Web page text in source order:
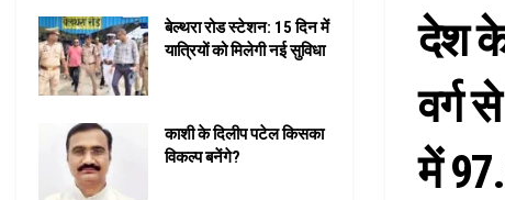
देश
वर्ग
में
बेल्थरा रोड स्टेशन: 15 दिन में
यात्रियों को मिलेगी नई सुविधा
काशी के दिलीप पटेल किसका
विकल्प बनेंगे?